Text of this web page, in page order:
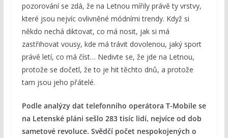
pozorování se zdá, že na Letnou mířily právě ty vrstvy,
které jsou nejvíc ovlivněné módními trendy. Když si
někdo nechá diktovat, co má nosit, jak si má
zastřihovat vousy, kde má trávit dovolenou, jaký sport
právě letí, co má číst… Nedivte se, že jde na Letnou,
protože se dočetl, že to je hit těchto dnů, a protože
tam jsou jeho přátelé.
Podle analýzy dat telefonního operátora T-Mobile se
na Letenské pláni sešlo 283 tisíc lidí, nejvíce od dob
sametové revoluce. Svědčí počet nespokojených o